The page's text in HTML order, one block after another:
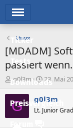
Ticker
Tests
Downloads
Preisvergleich
Forum
Linux
[MDADM]
passiert
E
r
s
t
g0l3m
E
r
s
e
23. Mai
G g0l3m
Lt. Junior